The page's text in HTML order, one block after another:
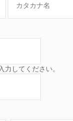
力してください。